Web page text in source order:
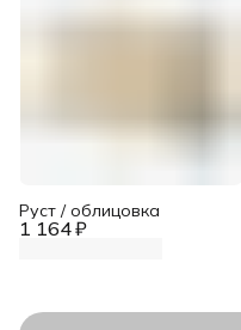
1 164 ₽
Руст / облицовка